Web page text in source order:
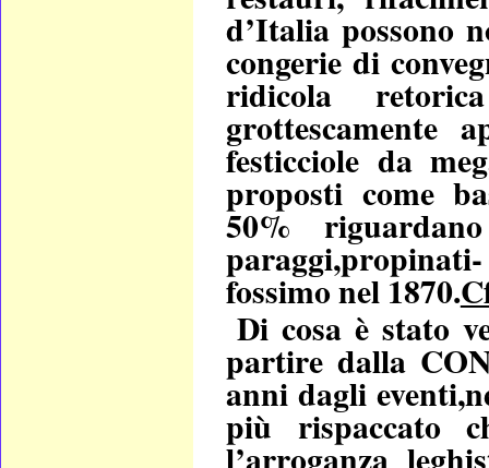
d’Italia possono
congerie di
ridicola
grottescamente
festicciole da
proposti come
50%
fossimo nel 1870.
Di cosa è stato
partire dalla
anni dagli
più rispaccato